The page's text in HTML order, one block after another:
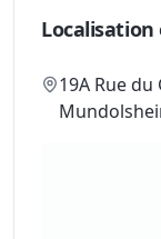
Localisation
19A Rue